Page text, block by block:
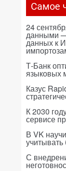
Самое
24
данными —
данных к
Т-Банк
языковых
Казус
К 2030
сервисе
В VK
С